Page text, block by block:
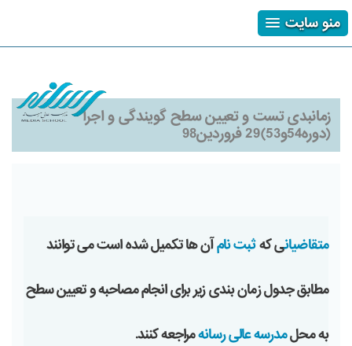
منو سایت
زمانبدی تست و تعیین سطح گویندگی و اجرا
(دوره54و53)29 فروردین98
متقاضیانی کهثبت نامآن ها تکمیل شده است می توانند
مطابق جدول زمان بندی زیر برای انجام مصاحبه و تعیین سطح
به محلمدرسه عالی رسانهمراجعه کنند.